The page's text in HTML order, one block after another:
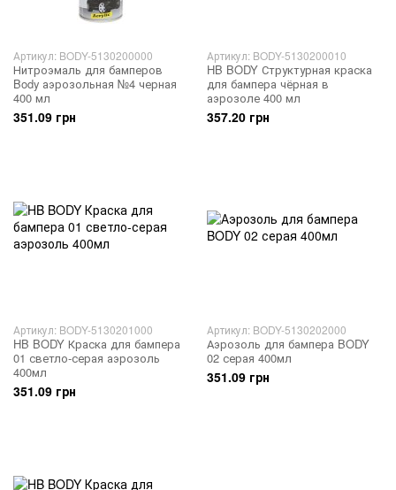
Артикул: BODY-5130200000
Нитроэмаль для бамперов
Body аэрозольная №4 черная
400 мл
351.09 грн
Артикул: BODY-5130200010
HB BODY Структурная краска
для бампера чёрная в
аэрозоле 400 мл
357.20 грн
Артикул: BODY-5130201000
HB BODY Краска для бампера
01 светло-серая аэрозоль
400мл
351.09 грн
Артикул: BODY-5130202000
Аэрозоль для бампера BODY
02 серая 400мл
351.09 грн